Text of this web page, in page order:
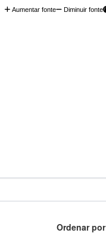
Aumentar fonte Diminuir fonte
Ordenar por